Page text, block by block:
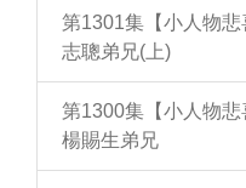
第1301集【小人物
志聰弟兄(上)
第1300集【小人物
楊賜生弟兄